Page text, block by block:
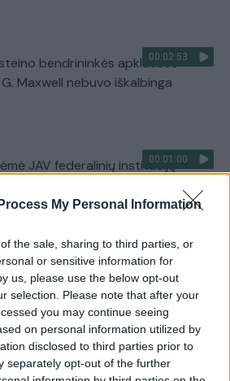
My Personal Information
the sale, sharing to third parties, or
or sensitive information for
us, please use the below opt-out
selection. Please note that after your
you may continue seeing
on personal information utilized by
disclosed to third parties prior to
separately opt-out of the further
00:02:53
bendrininkės apklausos
Maxwell nebuvo iškalbinga
00:01:00
JAV federalinių institucijų
00:02:32
D. Trumpo pajuoka
nevengė įkąsti ir I.